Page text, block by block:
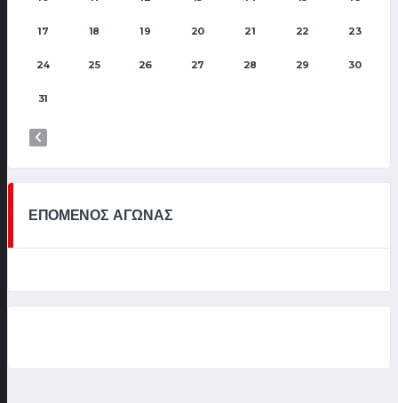
17 18 19 20 21 22 23
24 25 26 27 28 29 30
31
ΕΠΟΜΕΝΟΣ ΑΓΩΝΑΣ